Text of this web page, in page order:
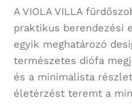
A VIOLA VILLA
praktikus berendezési
egyik meghatározó
természetes diófa
és a minimalista
életérzést teremt a